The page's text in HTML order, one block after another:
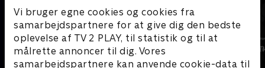
Vi bruger egne cookies og cookies fra
samarbejdspartnere for at give dig den bedste
oplevelse af TV 2 PLAY, til statistik og til at
målrette annoncer til dig. Vores
samarbejdspartnere kan anvende cookie-data til